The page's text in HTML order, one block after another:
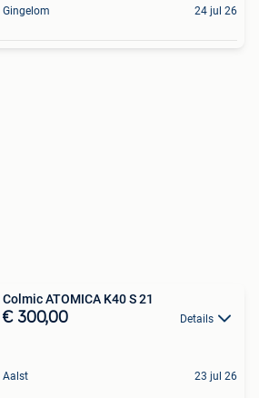
Gingelom 24 jul 26
Colmic ATOMICA K40 S 21
€ 300,00 Details
Aalst 23 jul 26